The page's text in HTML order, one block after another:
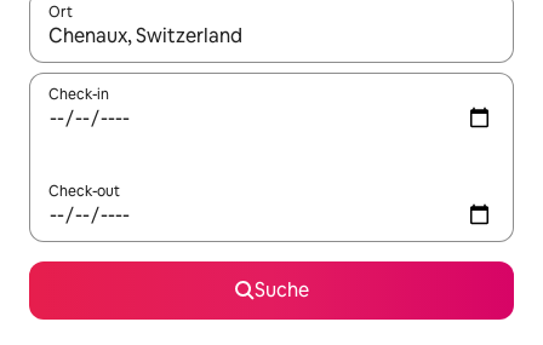
Ort
Wenn Ergebnisse verfügbar sind, navigiere mit den
Check-in
Check-out
Suche